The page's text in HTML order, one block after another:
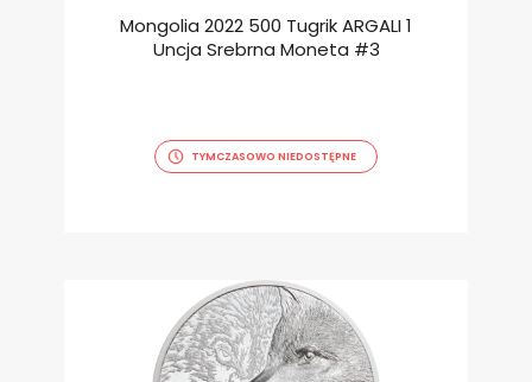
Mongolia 2022 500 Tugrik ARGALI 1
Uncja Srebrna Moneta #3
TYMCZASOWO NIEDOSTĘPNE